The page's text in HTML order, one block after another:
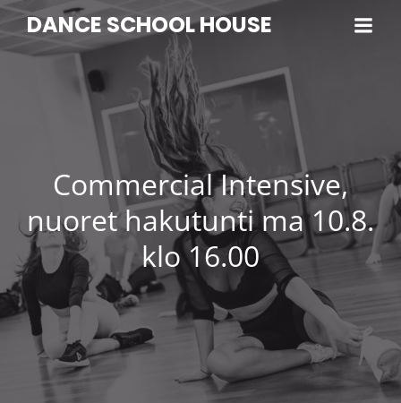
DANCE SCHOOL HOUSE
Commercial Intensive,
nuoret hakutunti ma 10.8.
klo 16.00